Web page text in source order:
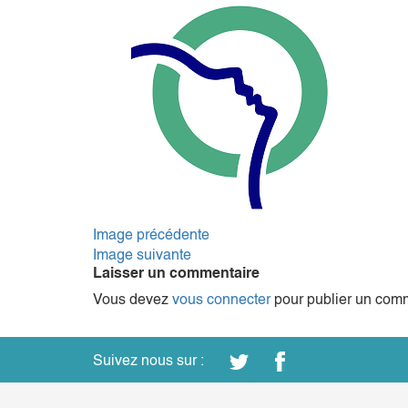
Image précédente
Image suivante
Laisser un commentaire
Vous devez vous connecterpour publier un
Suivez nous sur :